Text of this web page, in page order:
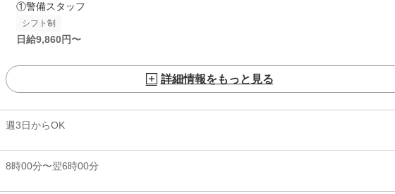
①警備スタッフ
シフト制
日給9,860円〜
詳細情報をもっと見る
週3日からOK
8時00分〜翌6時00分